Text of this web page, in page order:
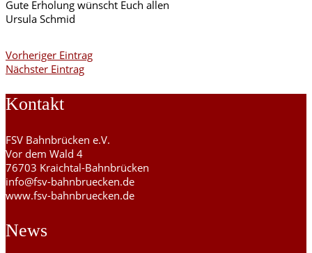
Gute Erholung wünscht Euch allen
Ursula Schmid
Vorheriger Eintrag
Nächster Eintrag
Kontakt
FSV Bahnbrücken e.V.
Vor dem Wald 4
76703 Kraichtal-Bahnbrücken
info@fsv-bahnbruecken.de
www.fsv-bahnbruecken.de
News